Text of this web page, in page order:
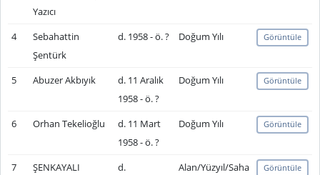
Yazıcı
4
Sebahattin
Şentürk
d. 1958 - ö. ? Doğum Yılı Görüntüle
5 Abuzer Akbıyık
d. 11 Aralık
1958 - ö. ?
Doğum Yılı Görüntüle
6 Orhan Tekelioğlu
d. 11 Mart
1958 - ö. ?
Doğum Yılı Görüntüle
7
ŞENKAYALI
d.
Alan/Yüzyıl/Saha Görüntüle